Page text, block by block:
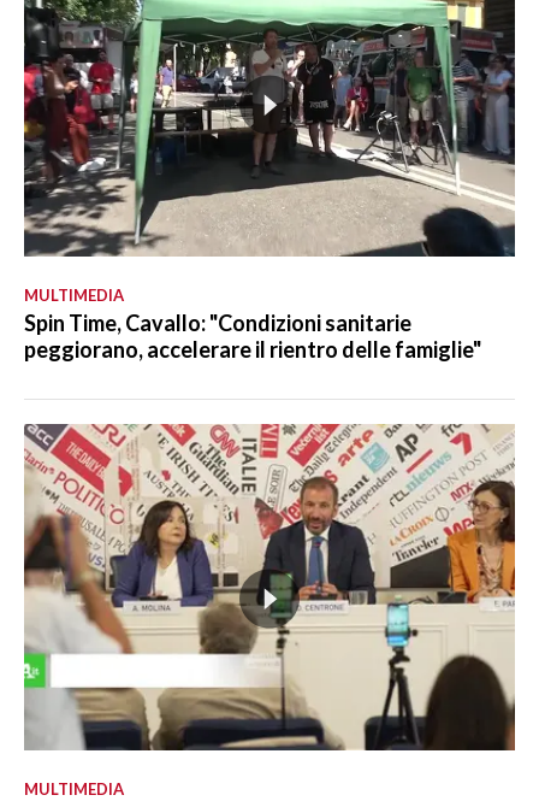
MULTIMEDIA
Spin Time, Cavallo: "Condizioni sanitarie
peggiorano, accelerare il rientro delle famiglie"
MULTIMEDIA